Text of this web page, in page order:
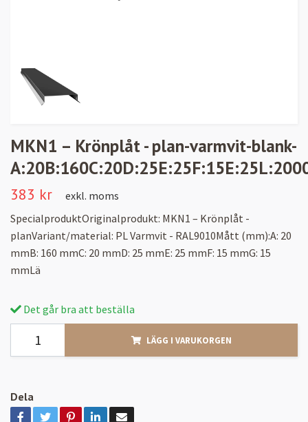
MKN1 – Krönplåt - plan-varmvit-blank-
383 kr
exkl. moms
SpecialproduktOriginalprodukt: MKN1 – Krönplåt -
planVariant/material: PL Varmvit - RAL9010Mått (mm):A: 20
mmB: 160 mmC: 20 mmD: 25 mmE: 25 mmF: 15 mmG: 15
mmLä
Det går bra att beställa
LÄGG I VARUKORGEN
Dela